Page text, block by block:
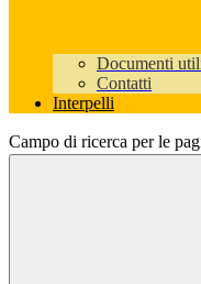
Documenti
Contatti
Interpelli
Campo di ricerca per le